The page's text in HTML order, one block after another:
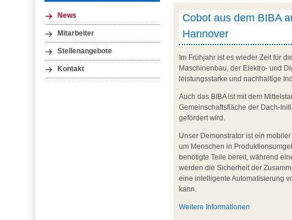
News
Mitarbeiter
Stellenangebote
Kontakt
Cobot aus dem BIBA
Hannover
Im Frühjahr ist es wieder Zeit für
Maschinenbau, der Elektro- und
leistungsstarke und nachhaltige
Auch das BIBA ist mit dem
Gemeinschaftsfläche der Dach-
gefördert wird.
Unser Demonstrator ist ein
um Menschen in
benötigte Teile bereit, während
werden die Sicherheit der
eine intelligente Automatisierung
kann.
Weitere Informationen